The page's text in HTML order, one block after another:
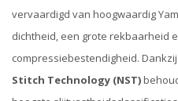
vervaardigd van hoogwaardig
dichtheid, een grote rekbaarheid
compressiebestendigheid.
Stitch Technology (NST)